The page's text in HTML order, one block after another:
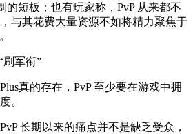
的短板；也有玩家称，PvP 从来都不
与其花费大量资源不如将精力聚焦于
刷军衔”
真的存在，PvP 至少要在游戏中拥
。
长期以来的痛点并不是缺乏受众，